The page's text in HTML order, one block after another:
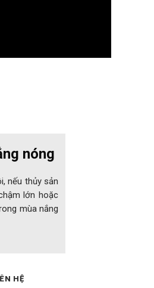
nóng
nếu thủy sản
lớn hoặc
mùa nắng
HỆ